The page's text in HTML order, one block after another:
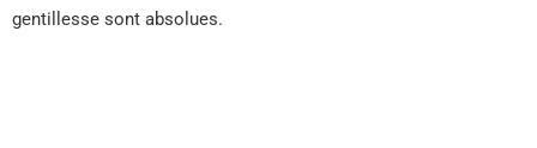
gentillesse sont absolues.